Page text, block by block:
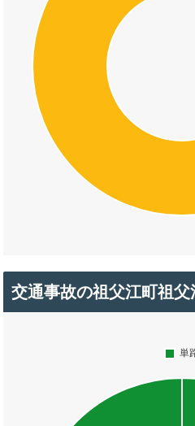
交通事故の祖父江町祖